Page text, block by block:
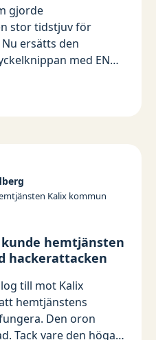
gjorde
stor tidstjuv för
ersätts den
med EN
Kalix kommun
kunde hemtjänsten
hackerattacken
till mot Kalix
hemtjänstens
Den oron
Tack vare den höga